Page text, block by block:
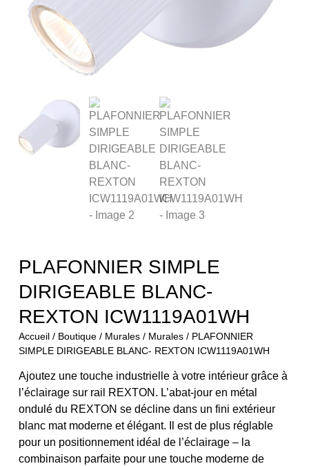
PLAFONNIER SIMPLE
DIRIGEABLE BLANC-
REXTON ICW1119A01WH
Accueil/ Boutique/ Murales/ Murales/ PLAFONNIER
SIMPLE DIRIGEABLE BLANC- REXTON ICW1119A01WH
Ajoutez une touche industrielle à votre intérieur grâce à
l’éclairage sur rail REXTON. L’abat-jour en métal
ondulé du REXTON se décline dans un fini extérieur
blanc mat moderne et élégant. Il est de plus réglable
pour un positionnement idéal de l’éclairage – la
combinaison parfaite pour une touche moderne de